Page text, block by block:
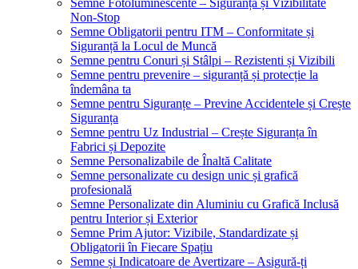
Semne Fotoluminescente – Siguranță și Vizibilitate
Non-Stop
Semne Obligatorii pentru ITM – Conformitate și
Siguranță la Locul de Muncă
Semne pentru Conuri și Stâlpi – Rezistenti și Vizibili
Semne pentru prevenire – siguranță și protecție la
îndemâna ta
Semne pentru Siguranțe – Previne Accidentele și Crește
Siguranța
Semne pentru Uz Industrial – Crește Siguranța în
Fabrici și Depozite
Semne Personalizabile de Înaltă Calitate
Semne personalizate cu design unic și grafică
profesională
Semne Personalizate din Aluminiu cu Grafică Inclusă
pentru Interior și Exterior
Semne Prim Ajutor: Vizibile, Standardizate și
Obligatorii în Fiecare Spațiu
Semne și Indicatoare de Avertizare – Asigură-ți